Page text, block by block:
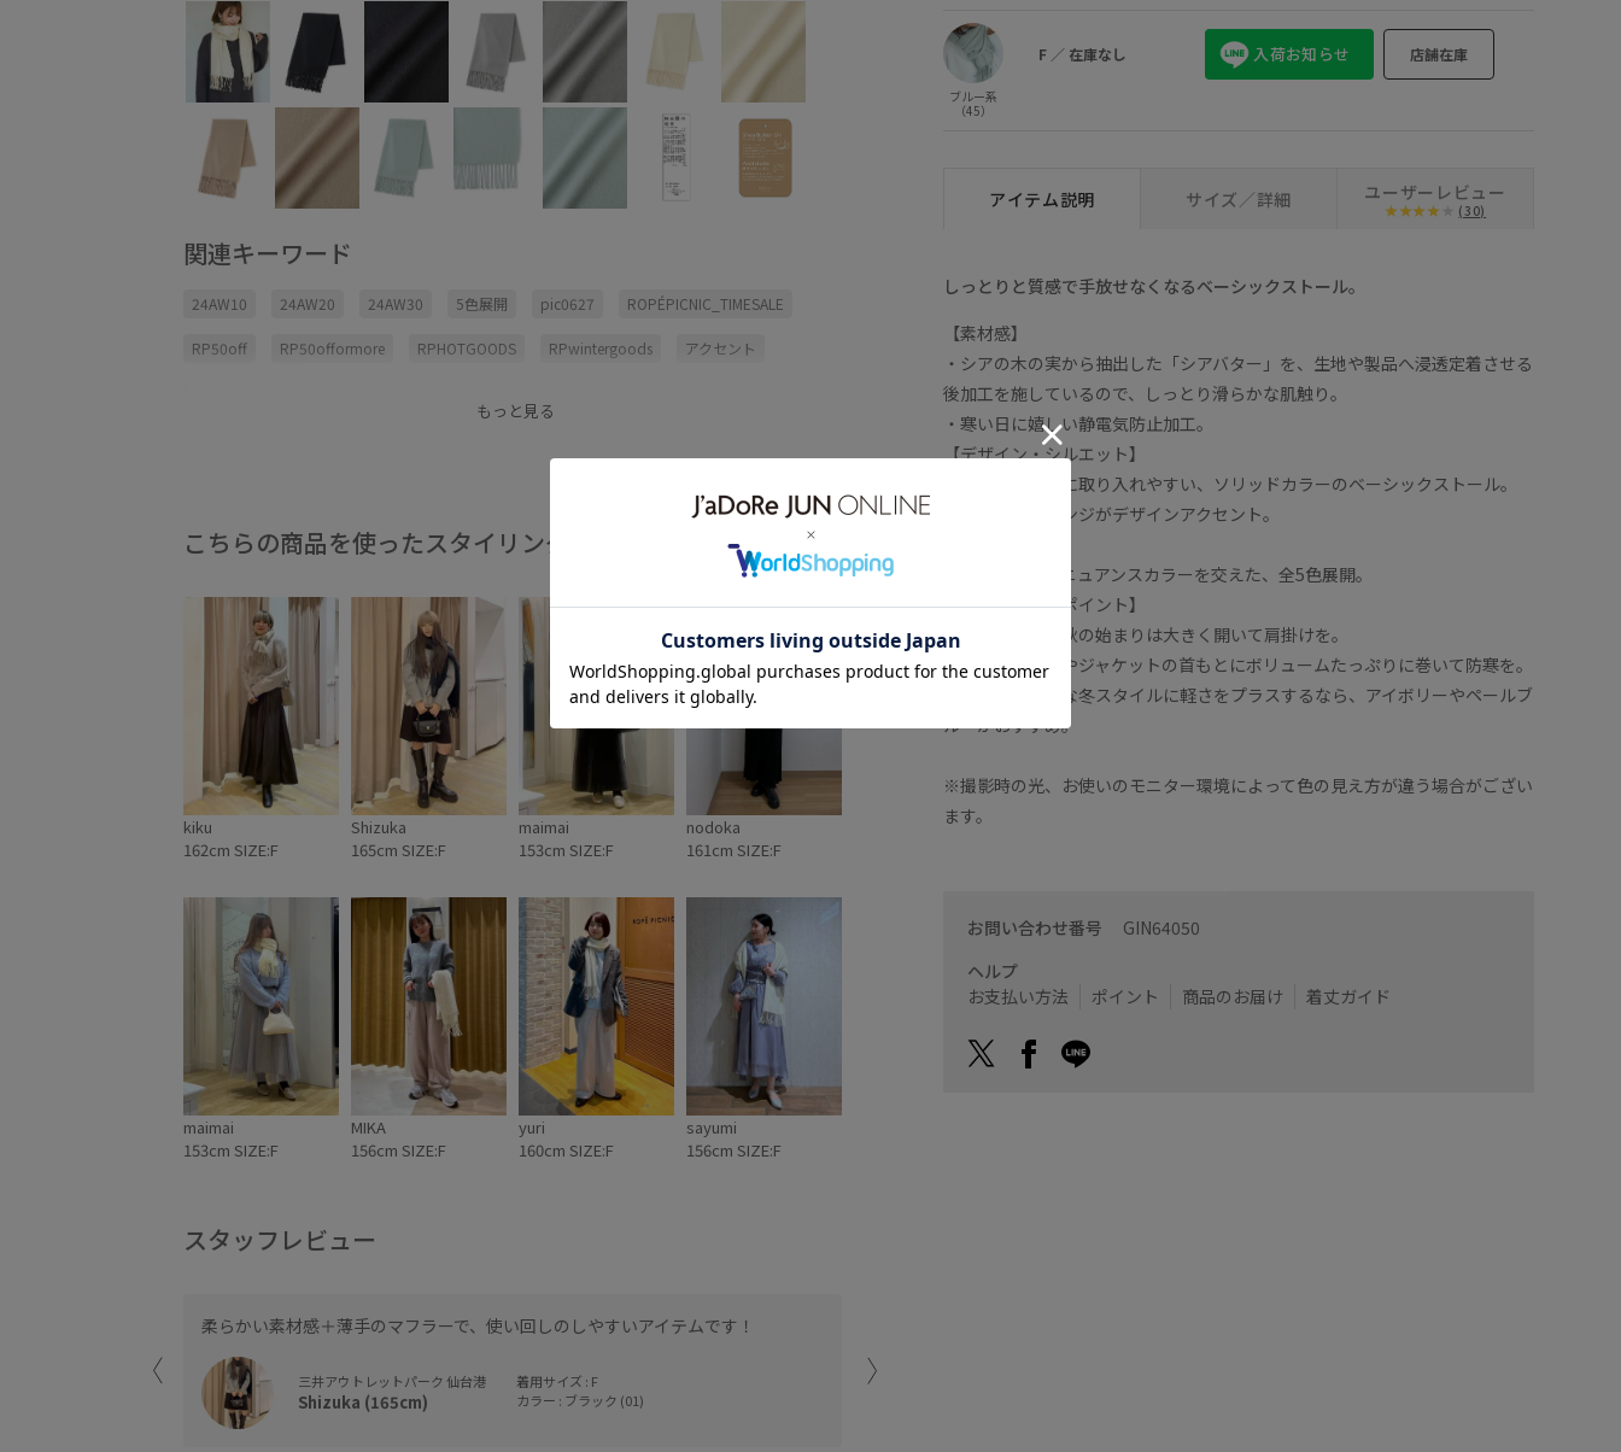
関連キーワード
24AW10 24AW20 24AW30 5色展開 pic0627 ROPÉPICNIC_TIMESALE
RP50off RP50offormore RPHOTGOODS RPwintergoods アクセント
もっと見る
こちらの商品を使ったスタイリング 全てみる
kiku
162cm SIZE:F
Shizuka
165cm SIZE:F
maimai
153cm SIZE:F
nodoka
161cm SIZE:F
maimai
153cm SIZE:F
MIKA
156cm SIZE:F
yuri
160cm SIZE:F
sayumi
156cm SIZE:F
スタッフレビュー
柔らかい素材感＋薄手のマフラーで、使い回しのしやすいアイテムです！
三井アウトレットパーク 仙台港
Shizuka (165cm)
着用サイズ : F
カラー : ブラック (01)
ブルー系
（45）
F ／ 在庫なし 入荷お知らせ 店舗在庫
アイテム説明 サイズ／詳細 ユーザーレビュー
(30)
しっとりと質感で手放せなくなるベーシックストール。
【素材感】
・シアの木の実から抽出した「シアバター」を、生地や製品へ浸透定着させる
後加工を施しているので、しっとり滑らかな肌触り。
・寒い日に嬉しい静電気防止加工。
【デザイン・シルエット】
・スタイリングに取り入れやすい、ソリッドカラーのベーシックストール。
・サイドのフリンジがデザインアクセント。
・モノトーンとニュアンスカラーを交えた、全5色展開。
【スタイリングポイント】
・肌寒くなった秋の始まりは大きく開いて肩掛けを。
・冬場はコートやジャケットの首もとにボリュームたっぷりに巻いて防寒を。
・重くなりがちな冬スタイルに軽さをプラスするなら、アイボリーやペールブ
ルーがおすすめ。
※撮影時の光、お使いのモニター環境によって色の見え方が違う場合がござい
ます。
お問い合わせ番号 GIN64050
ヘルプ
お支払い方法
ポイント 商品のお届け 着丈ガイド